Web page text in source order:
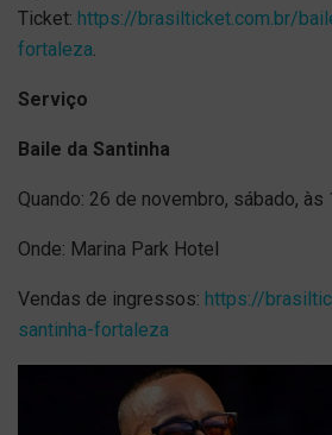
Ticket: https://brasilticket.com.br/
fortaleza.
Serviço
Baile da Santinha
Quando: 26 de novembro, sábado, às
Onde: Marina Park Hotel
Vendas de ingressos: https://
santinha-fortaleza